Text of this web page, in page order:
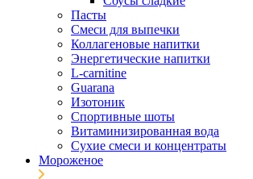
Пасты
Смеси для выпечки
Коллагеновые напитки
Энергетические напитки
L-carnitine
Guarana
Изотоник
Спортивные шоты
Витаминизированная вода
Сухие смеси и концентраты
Мороженое